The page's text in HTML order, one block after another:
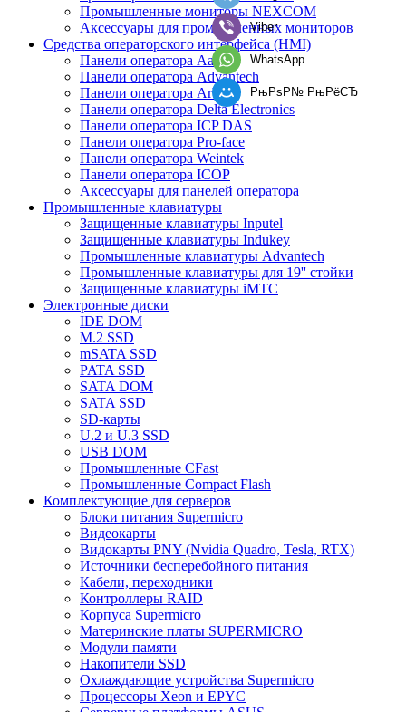
Промышленные мониторы NEXCOM
Аксессуары для промышленных мониторов
Средства операторского интерфейса (HMI)
Панели оператора Aaeon
Панели оператора Advantech
Панели оператора Arbor
Панели оператора Delta Electronics
Панели оператора ICP DAS
Панели оператора Pro-face
Панели оператора Weintek
Панели оператора ICOP
Аксессуары для панелей оператора
Промышленные клавиатуры
Защищенные клавиатуры Inputel
Защищенные клавиатуры Indukey
Промышленные клавиатуры Advantech
Промышленные клавиатуры для 19'' стойки
Защищенные клавиатуры iMTC
Электронные диски
IDE DOM
M.2 SSD
mSATA SSD
PATA SSD
SATA DOM
SATA SSD
SD-карты
U.2 и U.3 SSD
USB DOM
Промышленные CFast
Промышленные Compact Flash
Комплектующие для серверов
Блоки питания Supermicro
Видеокарты
Видокарты PNY (Nvidia Quadro, Tesla, RTX)
Источники бесперебойного питания
Кабели, переходники
Контроллеры RAID
Корпуса Supermicro
Материнские платы SUPERMICRO
Модули памяти
Накопители SSD
Охлаждающие устройства Supermicro
Процессоры Xeon и EPYC
Viber
WhatsApp
РњРѕР№ РњРёСЂ